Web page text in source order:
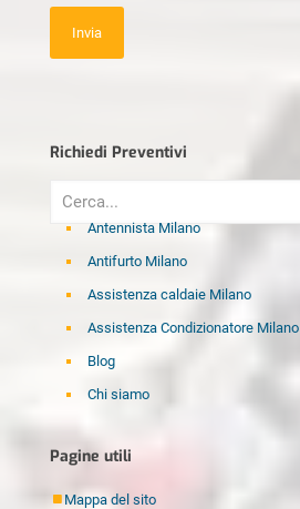
Richiedi Preventivi
Antennista Milano
Antifurto Milano
Assistenza caldaie Milano
Assistenza Condizionatore Milano
Blog
Chi siamo
Elettricista Milano
Fabbro Milano
Pagine utili
Mappa del sito